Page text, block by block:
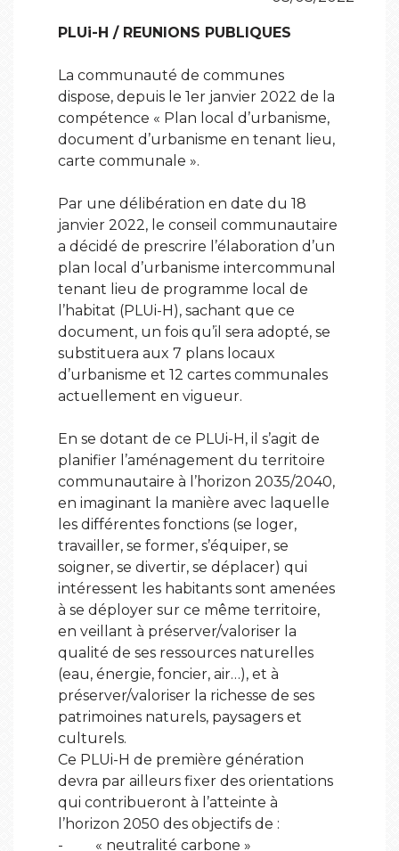
PLUi-H / REUNIONS PUBLIQUES
La communauté de communes
dispose, depuis le 1er janvier 2022 de la
compétence « Plan local d’urbanisme,
document d’urbanisme en tenant lieu,
carte communale ».
Par une délibération en date du 18
janvier 2022, le conseil communautaire
a décidé de prescrire l’élaboration d’un
plan local d’urbanisme intercommunal
tenant lieu de programme local de
l’habitat (PLUi-H), sachant que ce
document, un fois qu’il sera adopté, se
substituera aux 7 plans locaux
d’urbanisme et 12 cartes communales
actuellement en vigueur.
En se dotant de ce PLUi-H, il s’agit de
planifier l’aménagement du territoire
communautaire à l’horizon 2035/2040,
en imaginant la manière avec laquelle
les différentes fonctions (se loger,
travailler, se former, s’équiper, se
soigner, se divertir, se déplacer) qui
intéressent les habitants sont amenées
à se déployer sur ce même territoire,
en veillant à préserver/valoriser la
qualité de ses ressources naturelles
(eau, énergie, foncier, air…), et à
préserver/valoriser la richesse de ses
patrimoines naturels, paysagers et
culturels.
Ce PLUi-H de première génération
devra par ailleurs fixer des orientations
qui contribueront à l’atteinte à
l’horizon 2050 des objectifs de :
- « neutralité carbone »